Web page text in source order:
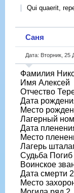
Qui quaerit,
Саня
Дата: Вторник, 25
Фамилия
Имя Алексей
Отчество
Дата
Место
Лагерный
Дата
Место
Лагерь
Судьба Погиб
Воинское
Дата смерти
Место